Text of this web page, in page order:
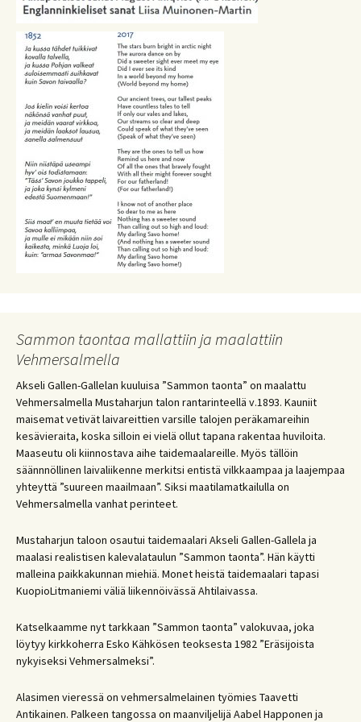
Sammon taontaa mallattiin ja maalattiin
Vehmersalmella
Akseli Gallen-Gallelan kuuluisa ”Sammon taonta” on maalattu
Vehmersalmella Mustaharjun talon rantarinteellä v.1893. Kauniit
maisemat vetivät laivareittien varsille talojen peräkamareihin
kesävieraita, koska silloin ei vielä ollut tapana rakentaa huviloita.
Maaseutu oli kiinnostava aihe taidemaalareille. Myös tällöin
säännnöllinen laivaliikenne merkitsi entistä vilkkaampaa ja laajempaa
yhteyttä ”suureen maailmaan”. Siksi maatilamatkailulla on
Vehmersalmella vanhat perinteet.
Mustaharjun taloon osautui taidemaalari Akseli Gallen-Gallela ja
maalasi realistisen kalevalataulun ”Sammon taonta”. Hän käytti
malleina paikkakunnan miehiä. Monet heistä taidemaalari tapasi
KuopioLitmaniemi väliä liikennöivässä Ahtilaivassa.
Katselkaamme nyt tarkkaan ”Sammon taonta” valokuvaa, joka
löytyy kirkkoherra Esko Kähkösen teoksesta 1982 ”Eräsijoista
nykyiseksi Vehmersalmeksi”.
Alasimen vieressä on vehmersalmelainen työmies Taavetti
Antikainen. Palkeen tangossa on maanviljelijä Aabel Happonen ja